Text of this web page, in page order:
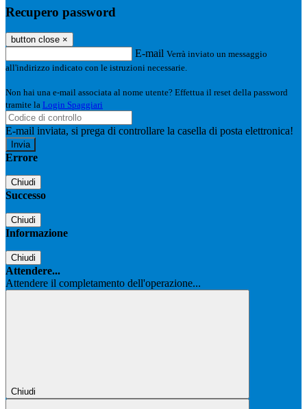
Recupero password
button close ×
E-mail Verrà inviato un messaggio
all'indirizzo indicato con le istruzioni necessarie.
Non hai una e-mail associata al nome utente? Effettua il reset della password
tramite la Login Spaggiari
E-mail inviata, si prega di controllare la casella di posta elettronica!
Errore
Chiudi
Successo
Chiudi
Informazione
Chiudi
Attendere...
Attendere il completamento dell'operazione...
Chiudi